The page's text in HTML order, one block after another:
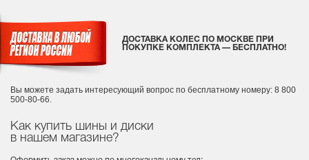
Как купить шины и диски
в нашем магазине?
ДОСТАВКА КОЛЕС ПО МОСКВЕ ПРИ
ПОКУПКЕ КОМПЛЕКТА — БЕСПЛАТНО!
Вы можете задать интересующий вопрос по бесплатному номеру: 8 800
500-80-66.